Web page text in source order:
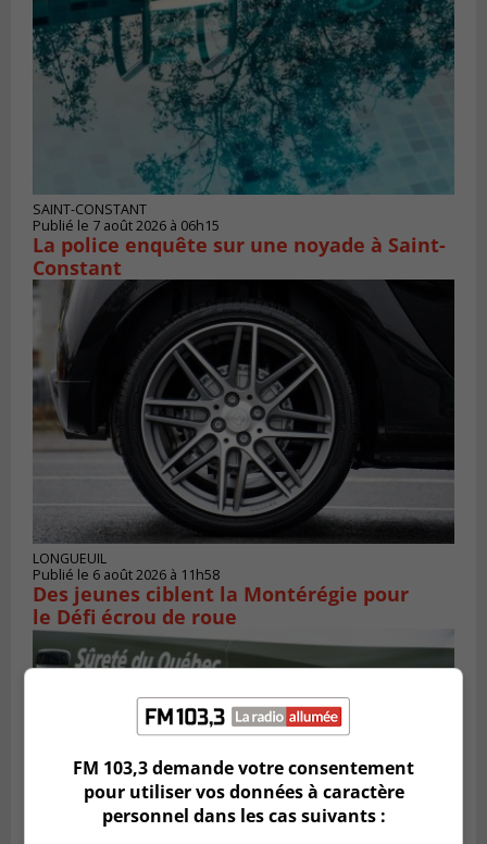
SAINT-CONSTANT
Publié le 7 août 2026 à 06h15
La police enquête sur une noyade à Saint-
Constant
LONGUEUIL
Publié le 6 août 2026 à 11h58
Des jeunes ciblent la Montérégie pour
le Défi écrou de roue
FM 103,3 demande votre consentement
pour utiliser vos données à caractère
personnel dans les cas suivants :